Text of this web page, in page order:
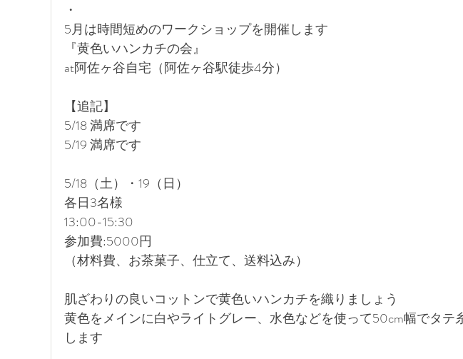
・
5月は時間短めのワークショップを開催します
『黄色いハンカチの会』
at阿佐ヶ谷自宅（阿佐ヶ谷駅徒歩4分）
【追記】
5/18 満席です
5/19 満席です
5/18（土）・19（日）
各日3名様
13:00-15:30
参加費:5000円
（材料費、お茶菓子、仕立て、送料込み）
肌ざわりの良いコットンで黄色いハンカチを織りましょう
黄色をメインに白やライトグレー、水色などを使って50cm幅でタテ
します